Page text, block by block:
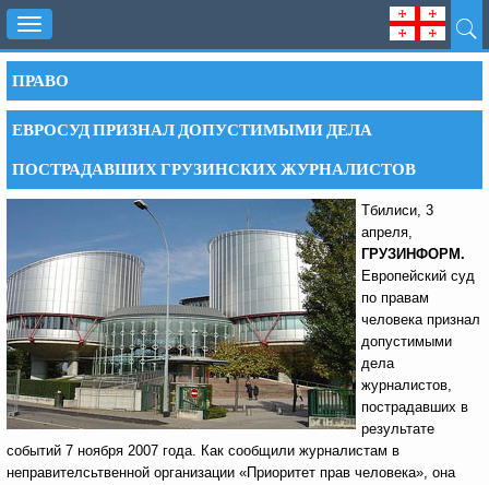
Toggle
navigation
ПРАВО
ЕВРОСУД ПРИЗНАЛ ДОПУСТИМЫМИ ДЕЛА
ПОСТРАДАВШИХ ГРУЗИНСКИХ ЖУРНАЛИСТОВ
Тбилиси, 3
апреля,
ГРУЗИНФОРМ.
Европейский суд
по правам
человека признал
допустимыми
дела
журналистов,
пострадавших в
результате
событий 7 ноября 2007 года. Как сообщили журналистам в
неправителсьтвенной организации «Приоритет прав человека», она